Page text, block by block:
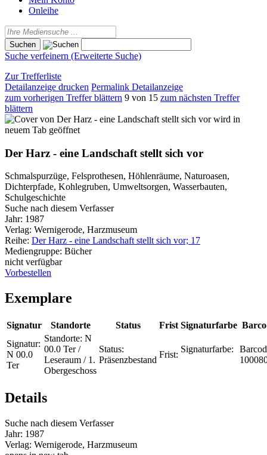
Onleihe
Suche verfeinern (Erweiterte Suche)
Zur Trefferliste
Detailanzeige drucken Permalink Detailanzeige
zum vorherigen Treffer blättern 9 von 15 zum nächsten Treffer
blättern
wird in
neuem Tab geöffnet
Der Harz - eine Landschaft stellt sich vor
Schmalspurzüge, Felsprothesen, Höhlenräume, Naturoasen,
Dichterpfade, Kohlegruben, Umweltsorgen, Wasserbauten,
Schulgeschichte
Suche nach diesem Verfasser
Jahr: 1987
Verlag: Wernigerode, Harzmuseum
Reihe: Der Harz - eine Landschaft stellt sich vor; 17
Mediengruppe: Bücher
nicht verfügbar
Vorbestellen
Exemplare
Signatur Standorte Status Frist Signaturfarbe
Signatur:
N 00.0
Ter
Standorte: N
00.0 Ter /
Leseraum / 1.
Obergeschoss
Status:
Präsenzbestand
Frist:
Signaturfarbe:
Details
Suche nach diesem Verfasser
Jahr: 1987
Verlag: Wernigerode, Harzmuseum